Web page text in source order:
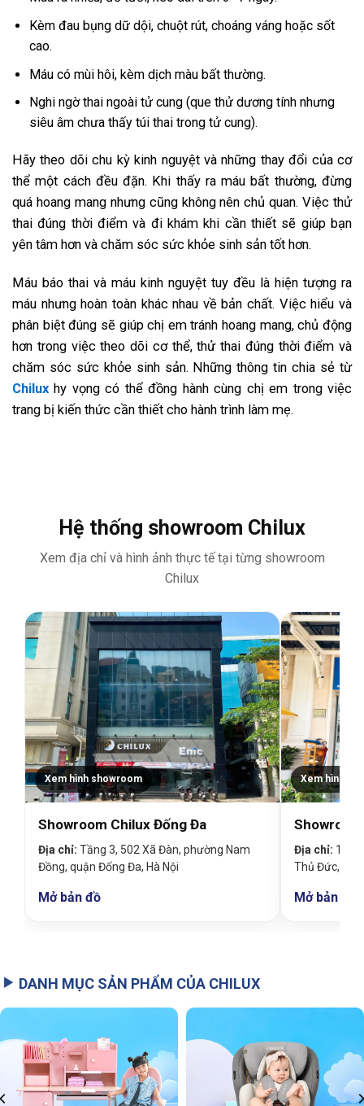
Kèm đau bụng dữ dội, chuột rút, choáng váng hoặc sốt
cao.
Máu có mùi hôi, kèm dịch màu bất thường.
Nghi ngờ thai ngoài tử cung (que thử dương tính nhưng
siêu âm chưa thấy túi thai trong tử cung).
Hãy theo dõi chu kỳ kinh nguyệt và những thay đổi của cơ
thể một cách đều đặn. Khi thấy ra máu bất thường, đừng
quá hoang mang nhưng cũng không nên chủ quan. Việc thử
thai đúng thời điểm và đi khám khi cần thiết sẽ giúp bạn
yên tâm hơn và chăm sóc sức khỏe sinh sản tốt hơn.
Máu báo thai và máu kinh nguyệt tuy đều là hiện tượng ra
máu nhưng hoàn toàn khác nhau về bản chất. Việc hiểu và
phân biệt đúng sẽ giúp chị em tránh hoang mang, chủ động
hơn trong việc theo dõi cơ thể, thử thai đúng thời điểm và
chăm sóc sức khỏe sinh sản. Những thông tin chia sẻ từ
Chilux hy vọng có thể đồng hành cùng chị em trong việc
trang bị kiến thức cần thiết cho hành trình làm mẹ.
Hệ thống showroom Chilux
Xem địa chỉ và hình ảnh thực tế tại từng showroom
Chilux
Xem hình showroom
Showroom Chilux Đống Đa
Địa chỉ: Tầng 3, 502 Xã Đàn, phường Nam
Đồng, quận Đống Đa, Hà Nội
Mở bản đồ
Xem hình
Địa chỉ: 19
Thủ Đức,
Mở bản đồ
DANH MỤC SẢN PHẨM CỦA CHILUX